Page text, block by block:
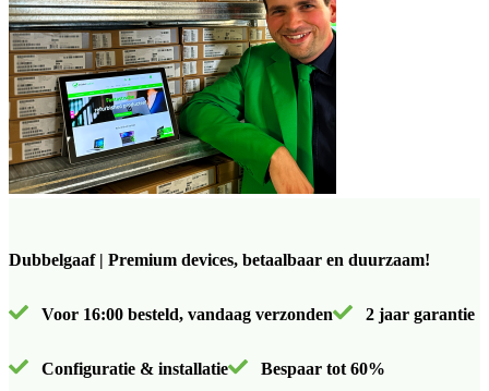
Dubbelgaaf | Premium devices, betaalbaar en duurzaam!
Voor 16:00 besteld, vandaag verzonden 2 jaar garantie
Configuratie & installatie Bespaar tot 60%